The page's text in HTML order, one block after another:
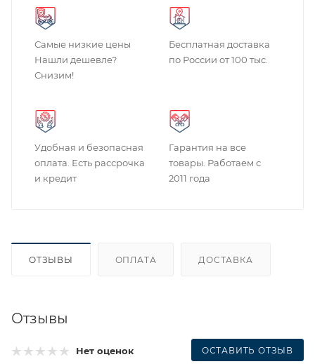
Самые низкие цены
Нашли дешевле?
Снизим!
Бесплатная доставка
по России от 100 тыс.
Удобная и безопасная
оплата. Есть рассрочка
и кредит
Гарантия на все
товары. Работаем с
2011 года
ОТЗЫВЫ ОПЛАТА ДОСТАВКА
Отзывы
Нет оценок ОСТАВИТЬ ОТЗЫВ